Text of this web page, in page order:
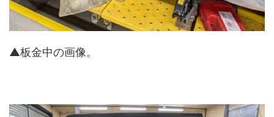
▲板金中の画像。